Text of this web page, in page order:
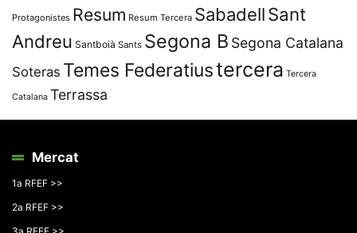
Protagonistes Resum Resum Tercera SabadellSant
Andreu Santboià Sants Segona B Segona Catalana
Soteras Temes Federatiustercera Tercera
Catalana Terrassa
Mercat
1a RFEF >>
2a RFEF >>